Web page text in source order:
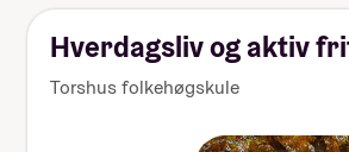
Hverdagsliv og aktiv
Torshus folkehøgskule